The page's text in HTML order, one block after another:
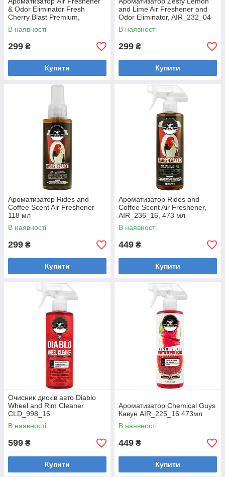
& Odor Eliminator Fresh
Cherry Blast Premium,
AIR_228_04, 118 мл
В наявності
299 ₴
Купити
and Lime Air Freshener and
Odor Eliminator, AIR_232_04
В наявності
299 ₴
Купити
Ароматизатор Rides and
Coffee Scent Air Freshener
118 мл
В наявності
299 ₴
Купити
Ароматизатор Rides and
Coffee Scent Air Freshener,
AIR_236_16, 473 мл
В наявності
449 ₴
Купити
Очисник дисків авто Diablo
Wheel and Rim Cleaner
CLD_998_16
В наявності
599 ₴
Купити
Ароматизатор Chemical Guys
Кавун AIR_225_16 473мл
В наявності
449 ₴
Купити